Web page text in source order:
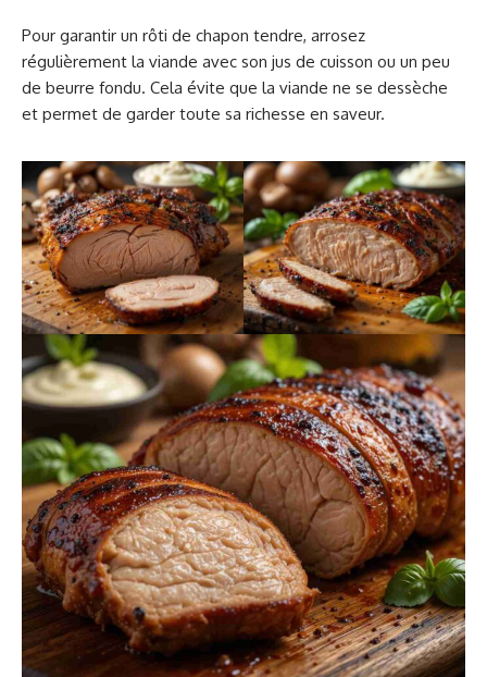
Pour garantir un rôti de chapon tendre, arrosez
régulièrement la viande avec son jus de cuisson ou un peu
de beurre fondu. Cela évite que la viande ne se dessèche
et permet de garder toute sa richesse en saveur.